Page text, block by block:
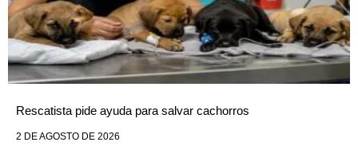
Rescatista pide ayuda para salvar cachorros
2 DE AGOSTO DE 2026